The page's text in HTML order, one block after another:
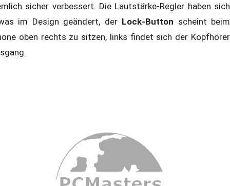
sicher verbessert. Die Lautstärke-Regler haben sich
im Design geändert, der Lock-Button scheint beim
oben rechts zu sitzen, links findet sich der Kopfhörer